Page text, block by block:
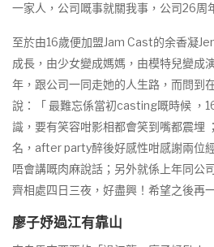
一家人，公司嘅事就關我事，公司26周
至於由16歲便加盟Jam Cast的余香凝
成長，由少女變成媽媽，由模特兒變成
年，跟公司一同走她的人生路，而問到
說：「 最難忘係當初casting嘅時候 ，
識，要有笑容咁影相都會笑到嘴都震埋
名，after party醉後好感性咁感謝兩位
唔會講嘅肉麻說話；另外就係上年同公
齊相處四日三夜，好盡興！希望之後再
廖子妤過江有靠山